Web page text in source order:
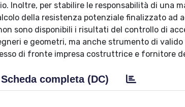
Inoltre, per stabilire le responsabilità di una
della resistenza potenziale finalizzato ad
sono disponibili i risultati del controllo di
e geometri, ma anche strumento di valido
di fronte impresa costruttrice e fornitore
Scheda completa (DC)